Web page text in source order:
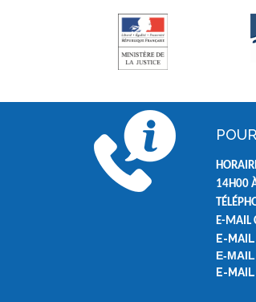
14H00
E-MAIL
E-
E-
E-